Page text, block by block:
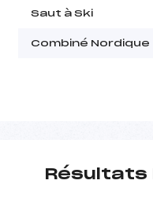
Saut à Ski
Combiné Nordique
Résultats